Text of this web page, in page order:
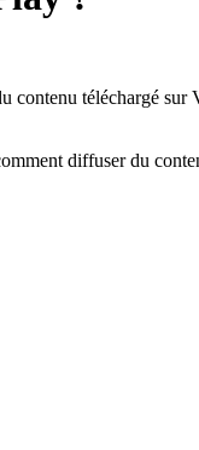
téléchargé
diffuser du